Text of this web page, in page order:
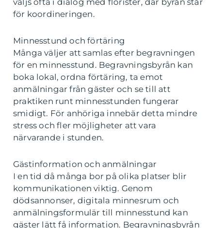
väljs ofta i dialog med florister, där byrån står
för koordineringen.
Minnesstund och förtäring
Många väljer att samlas efter begravningen
för en minnesstund. Begravningsbyrån kan
boka lokal, ordna förtäring, ta emot
anmälningar från gäster och se till att
praktiken runt minnesstunden fungerar
smidigt. För anhöriga innebär detta mindre
stress och fler möjligheter att vara
närvarande i stunden.
Gästinformation och anmälningar
I en tid då många bor på olika platser blir
kommunikationen viktig. Genom
dödsannonser, digitala minnesrum och
anmälningsformulär till minnesstund kan
gäster lätt få information. Begravningsbyrån